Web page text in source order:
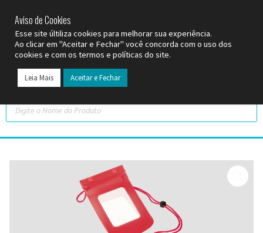
Aviso de Cookies
Esse site últiliza cookies para melhorar sua experiência.
Ao clicar em "Aceitar e Fechar" você concorda com o uso dos
cookies e com os termos e políticas do site.
Leia Mais Aceitar e Fechar